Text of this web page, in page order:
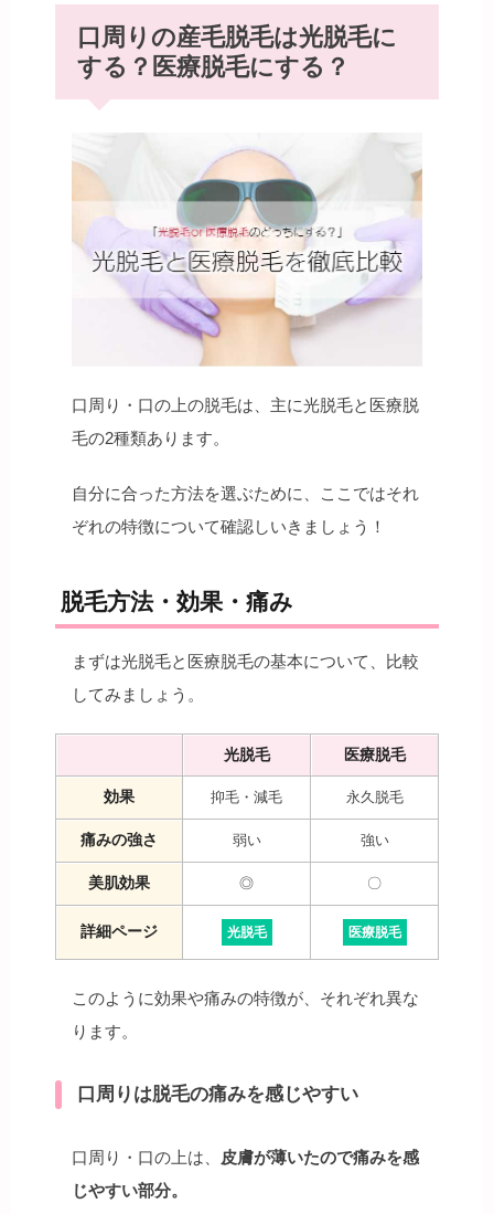
口周りの産毛脱毛は光脱毛に
する？医療脱毛にする？
口周り・口の上の脱毛は、主に光脱毛と医療脱
毛の2種類あります。
自分に合った方法を選ぶために、ここではそれ
ぞれの特徴について確認しいきましょう！
脱毛方法・効果・痛み
まずは光脱毛と医療脱毛の基本について、比較
してみましょう。
光脱毛 医療脱毛
効果 抑毛・減毛 永久脱毛
痛みの強さ 弱い 強い
美肌効果 ◎ 〇
詳細ページ 光脱毛 医療脱毛
このように効果や痛みの特徴が、それぞれ異な
ります。
口周りは脱毛の痛みを感じやすい
口周り・口の上は、
皮膚が薄いたので痛みを感
じやすい部分。